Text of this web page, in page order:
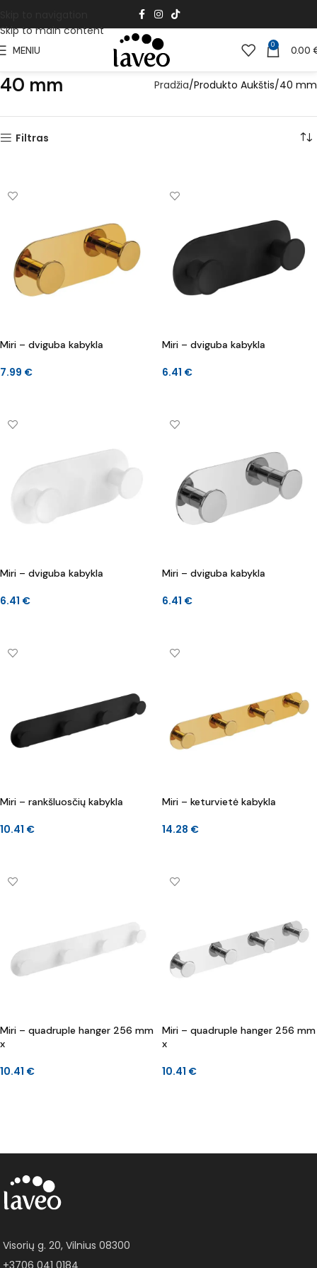
Skip to main content
MENIU 0 0.00
40 mm Pradžia Produkto Aukštis 40 mm
Filtras
Miri – dviguba kabykla
7.99 €
Miri – dviguba kabykla
6.41 €
Miri – dviguba kabykla
6.41 €
Miri – dviguba kabykla
6.41 €
Miri – rankšluosčių kabykla
10.41 €
Miri – keturvietė kabykla
14.28 €
Miri – quadruple hanger 256 mm
x
10.41 €
Miri – quadruple hanger 256 mm
x
10.41 €
Visorių g. 20, Vilnius 08300
+3706 041 0184